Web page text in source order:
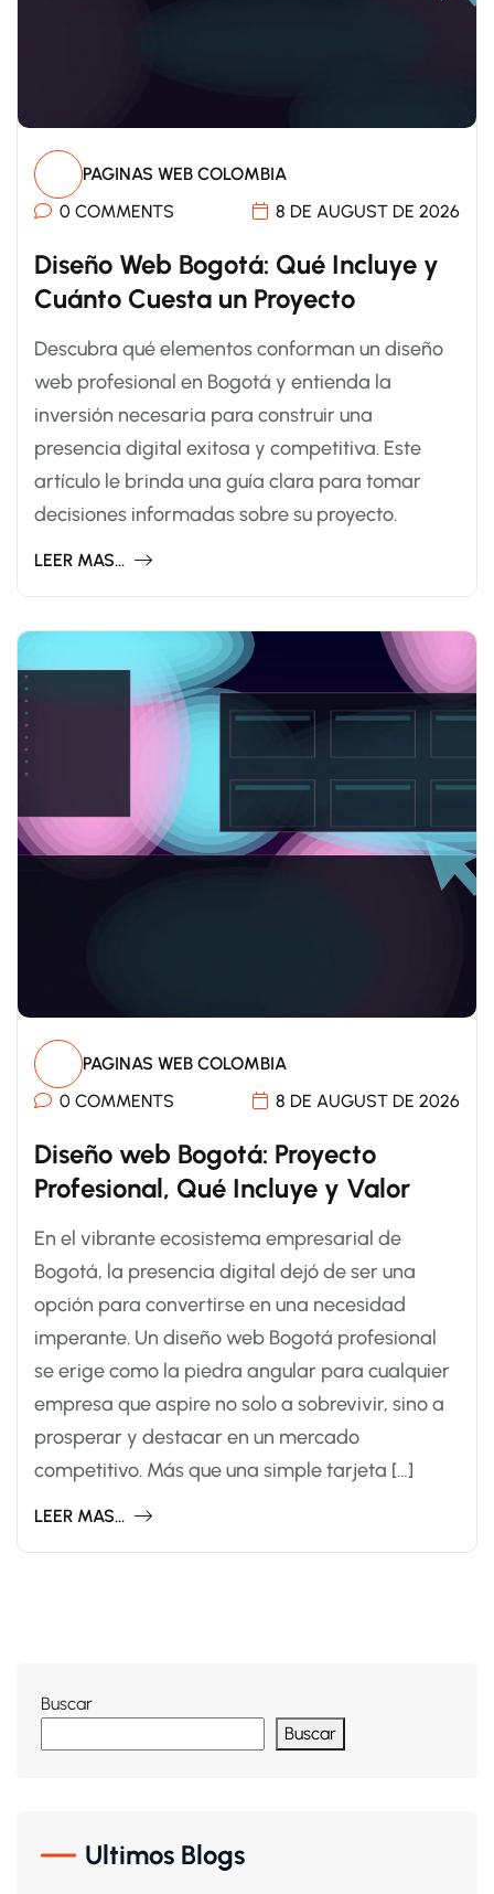
PAGINAS WEB COLOMBIA
0 COMMENTS
8 DE AUGUST DE 2026
Diseño Web Bogotá: Qué Incluye y
Cuánto Cuesta un Proyecto
Descubra qué elementos conforman un diseño
web profesional en Bogotá y entienda la
inversión necesaria para construir una
presencia digital exitosa y competitiva. Este
artículo le brinda una guía clara para tomar
decisiones informadas sobre su proyecto.
LEER MAS...
PAGINAS WEB COLOMBIA
0 COMMENTS
8 DE AUGUST DE 2026
Diseño web Bogotá: Proyecto
Profesional, Qué Incluye y Valor
En el vibrante ecosistema empresarial de
Bogotá, la presencia digital dejó de ser una
opción para convertirse en una necesidad
imperante. Un diseño web Bogotá profesional
se erige como la piedra angular para cualquier
empresa que aspire no solo a sobrevivir, sino a
prosperar y destacar en un mercado
competitivo. Más que una simple tarjeta […]
LEER MAS...
Buscar
Buscar
Ultimos Blogs